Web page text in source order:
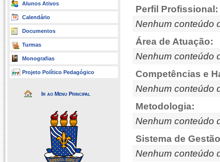
Alunos Ativos
Calendário
Documentos
Turmas
Monografias
Projeto Político Pedagógico
Ir ao Menu Principal
Perfil Profissional:
Nenhum conteúdo
Área de Atuação:
Nenhum conteúdo
Competências e
Nenhum conteúdo
Metodologia:
Nenhum conteúdo
Sistema de
Nenhum conteúdo